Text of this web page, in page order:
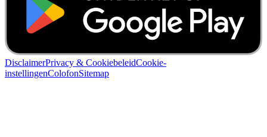
DisclaimerPrivacy & CookiebeleidCookie-
instellingenColofonSitemap